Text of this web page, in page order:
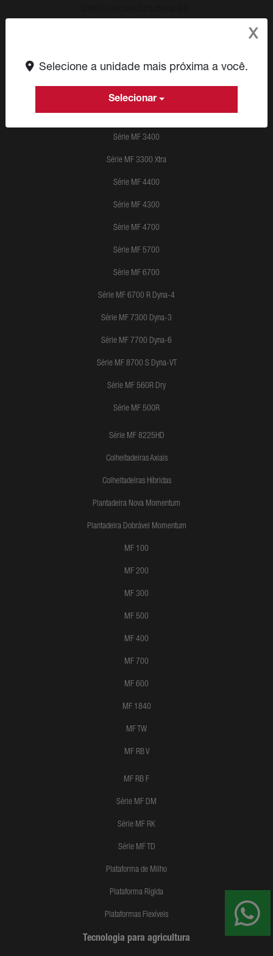
Produtos
Série MF 8S
Série MF 3400
Série MF 3300 Xtra
Série MF 4400
Série MF 4300
Série MF 4700
Série MF 5700
Série MF 6700
Série MF 6700 R Dyna-4
Série MF 7300 Dyna-3
Série MF 7700 Dyna-6
Série MF 8700 S Dyna-VT
Série MF 560R Dry
Série MF 500R
Série MF 8225HD
Colheitadeiras Axiais
Colheitadeiras Híbridas
Plantadeira Nova Momentum
Plantadeira Dobrável Momentum
MF 100
MF 200
MF 300
MF 500
MF 400
MF 700
MF 600
MF 1840
MF TW
MF RB V
MF RB F
Série MF DM
Série MF RK
Série MF TD
Plataforma de Milho
Plataforma Rígida
Plataformas Flexíveis
Tecnologia para agricultura
X
Selecione a unidade mais próxima a você.
Selecionar